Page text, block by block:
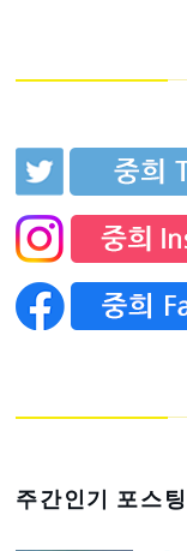
주간인기 포스